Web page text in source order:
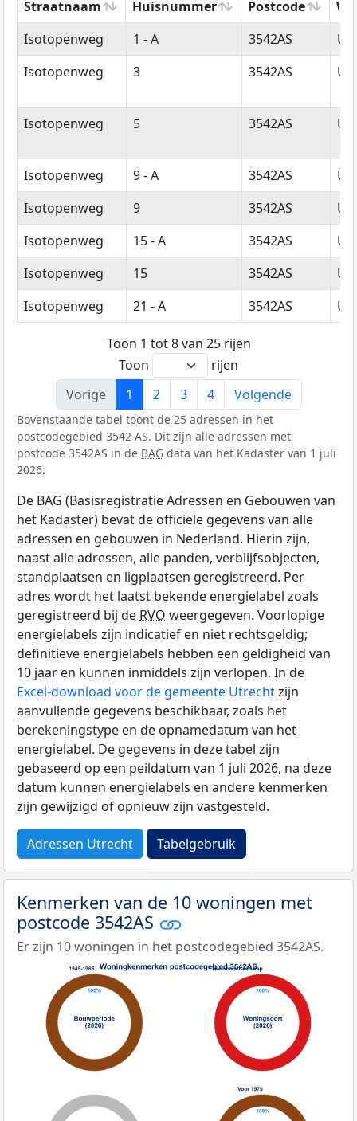
Straatnaam Huisnummer Postcode
Straatnaam
Huisnummer Postcode
Isotopenweg 1 - A 3542AS
Isotopenweg
3 3542AS
Isotopenweg 5 3542AS
Isotopenweg 9 - A 3542AS
Isotopenweg
9 3542AS
Isotopenweg
15 - A 3542AS
Isotopenweg
15 3542AS
Isotopenweg
21 - A 3542AS
Toon 1 tot 8 van 25 rijen
Toon
rijen
Vorige
1 2 3 4 Volgende
Bovenstaande tabel toont de 25 adressen in het
postcodegebied 3542 AS. Dit zijn alle adressen met
postcode 3542AS in de BAG data van het Kadaster van 1 juli
2026.
De BAG (Basisregistratie Adressen en Gebouwen van
het Kadaster) bevat de officiële gegevens van alle
adressen en gebouwen in Nederland. Hierin zijn,
naast alle adressen, alle panden, verblijfsobjecten,
standplaatsen en ligplaatsen geregistreerd. Per
adres wordt het laatst bekende energielabel zoals
geregistreerd bij de RVO weergegeven. Voorlopige
energielabels zijn indicatief en niet rechtsgeldig;
definitieve energielabels hebben een geldigheid van
10 jaar en kunnen inmiddels zijn verlopen. In de
Excel-download voor de gemeente Utrechtzijn
aanvullende gegevens beschikbaar, zoals het
berekeningstype en de opnamedatum van het
energielabel. De gegevens in deze tabel zijn
gebaseerd op een peildatum van 1 juli 2026, na deze
datum kunnen energielabels en andere kenmerken
zijn gewijzigd of opnieuw zijn vastgesteld.
Adressen Utrecht Tabelgebruik
Kenmerken van de 10 woningen met
postcode 3542AS
Er zijn 10 woningen in het postcodegebied 3542AS.